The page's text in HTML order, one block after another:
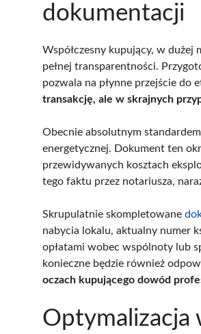
dokumentacji
Współczesny kupujący, w dużej
pełnej transparentności.
pozwala na płynne przejście do
transakcję, ale w skrajnych
Obecnie absolutnym
energetycznej. Dokument ten
przewidywanych kosztach
tego faktu przez notariusza,
Skrupulatnie skompletowane
nabycia lokalu, aktualny numer
opłatami wobec wspólnoty lub
konieczne będzie również
oczach kupującego dowód
Optymalizacja